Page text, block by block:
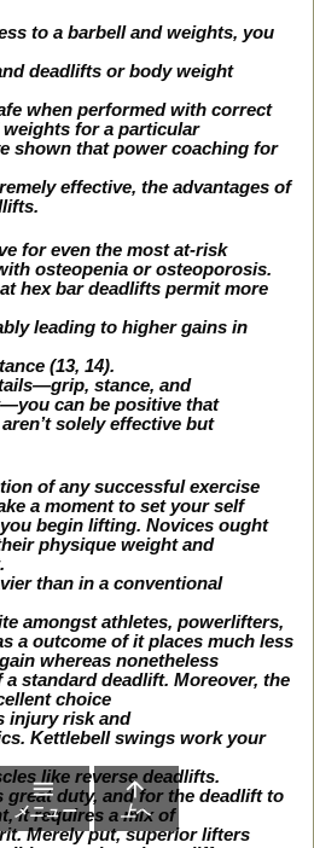
to a barbell and weights, you
deadlifts or body weight
when performed with correct
for a particular
shown that power coaching for
effective, the advantages of
for even the most at-risk
osteopenia or osteoporosis.
hex bar deadlifts permit more
leading to higher gains in
(13, 14).
stance, and
can be positive that
solely effective but
of any successful exercise
a moment to set your self
begin lifting. Novices ought
physique weight and
than in a conventional
amongst athletes, powerlifters,
a outcome of it places much less
whereas nonetheless
standard deadlift. Moreover, the
choice
injury risk and
Kettlebell swings work your
like reverse deadlifts.
great duty, and for the deadlift to
it requires a mix of
Merely put, superior lifters

メニュー

上へ